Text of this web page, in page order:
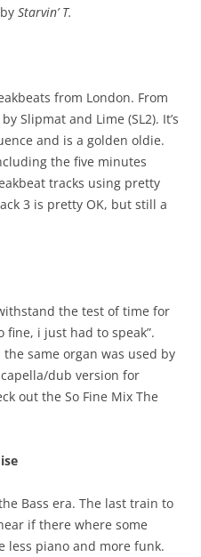
Starvin’ T.
from London. From
Slipmat and Lime (SL2). It’s
and is a golden oldie.
the five minutes
tracks using pretty
3 is pretty OK, but still a
the test of time for
fine, i just had to speak”.
same organ was used by
dub version for
out the So Fine Mix The
Bass era. The last train to
if there where some
less piano and more funk.